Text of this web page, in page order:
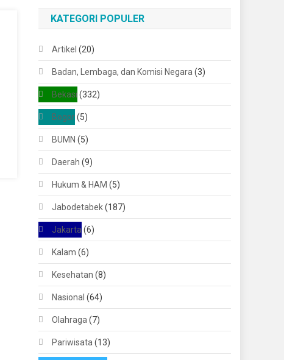
KATEGORI POPULER
Artikel (20)
Badan, Lembaga, dan Komisi Negara (3)
Bekasi (332)
Bogor(5)
BUMN (5)
Daerah (9)
Hukum & HAM (5)
Jabodetabek(187)
Jakarta (6)
Kalam (6)
Kesehatan (8)
Nasional (64)
Olahraga (7)
Pariwisata (13)